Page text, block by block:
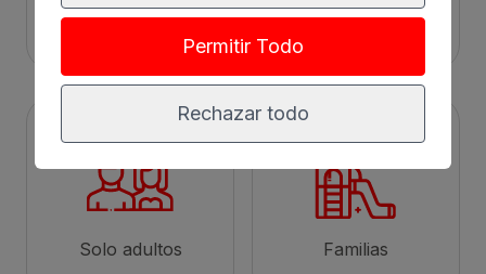
Ciudad Todo incluido
Solo adultos Familias
Permitir Todo
Rechazar todo